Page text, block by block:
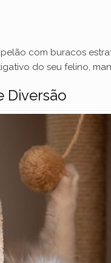
com buracos
do seu felino,
Diversão